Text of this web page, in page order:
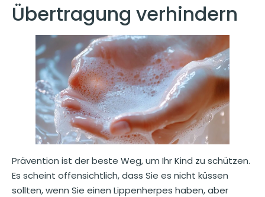
Übertragung verhindern
Prävention ist der beste Weg, um Ihr Kind zu schützen.
Es scheint offensichtlich, dass Sie es nicht küssen
sollten, wenn Sie einen Lippenherpes haben, aber